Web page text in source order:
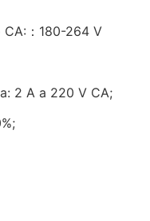
：180-264 V
2 A a 220 V CA;